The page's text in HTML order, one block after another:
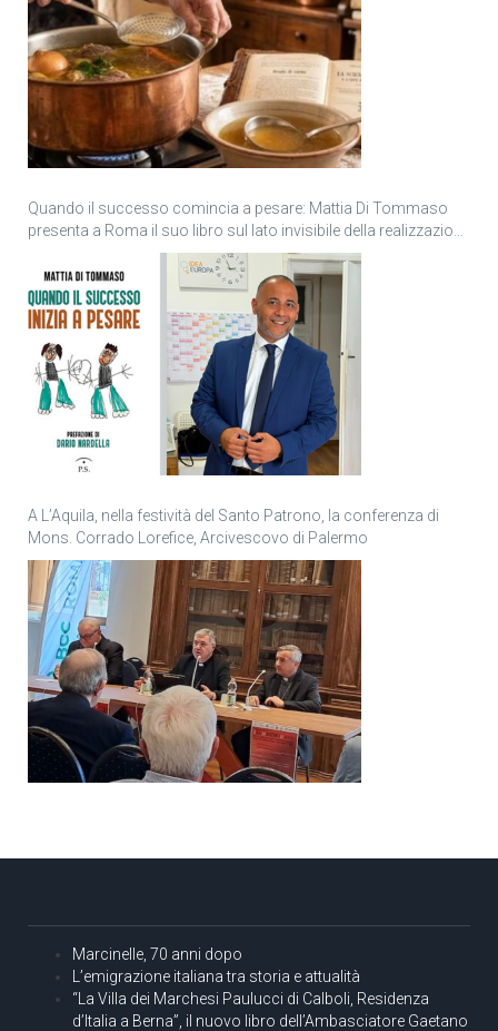
Quando il successo comincia a pesare: Mattia Di Tommaso
presenta a Roma il suo libro sul lato invisibile della realizzazione
A L’Aquila, nella festività del Santo Patrono, la conferenza di
Mons. Corrado Lorefice, Arcivescovo di Palermo
Marcinelle, 70 anni dopo
L’emigrazione italiana tra storia e attualità
“La Villa dei Marchesi Paulucci di Calboli, Residenza
d’Italia a Berna”, il nuovo libro dell’Ambasciatore Gaetano